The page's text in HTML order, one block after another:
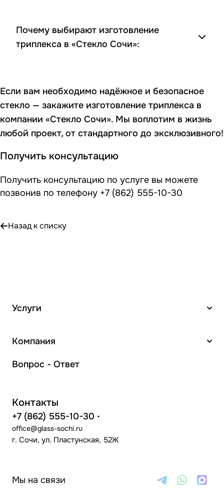
Почему выбирают изготовление
триплекса в «Стекло Сочи»:
Если вам необходимо надёжное и безопасное
стекло — закажите изготовление триплекса в
компании «Стекло Сочи». Мы воплотим в жизнь
любой проект, от стандартного до эксклюзивного!
Получить консультацию
Получить консультацию по услуге вы можете
позвонив по телефону +7 (862) 555-10-30
Назад к списку
Услуги
Компания
Вопрос - Ответ
Контакты
+7 (862) 555-10-30
office@glass-sochi.ru
г. Сочи, ул. Пластунская, 52Ж
Мы на связи